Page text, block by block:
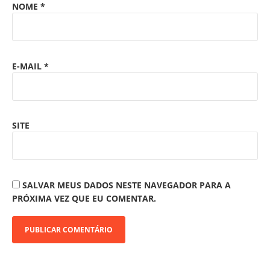
NOME *
E-MAIL *
SITE
SALVAR MEUS DADOS NESTE NAVEGADOR PARA A
PRÓXIMA VEZ QUE EU COMENTAR.